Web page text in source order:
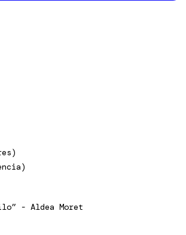
- Aldea Moret